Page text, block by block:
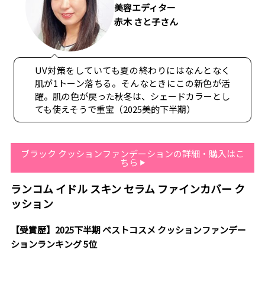
美容エディター
赤木 さと子さん
UV対策をしていても夏の終わりにはなんとなく
肌が1トーン落ちる。そんなときにこの新色が活
躍。肌の色が戻った秋冬は、シェードカラーとし
ても使えそうで重宝（2025美的下半期）
ブラック クッションファンデーションの詳細・購入はこ
ちら
ランコム イドル スキン セラム ファインカバー ク
ッション
【受賞歴】2025下半期 ベストコスメ クッションファンデー
ションランキング 5位